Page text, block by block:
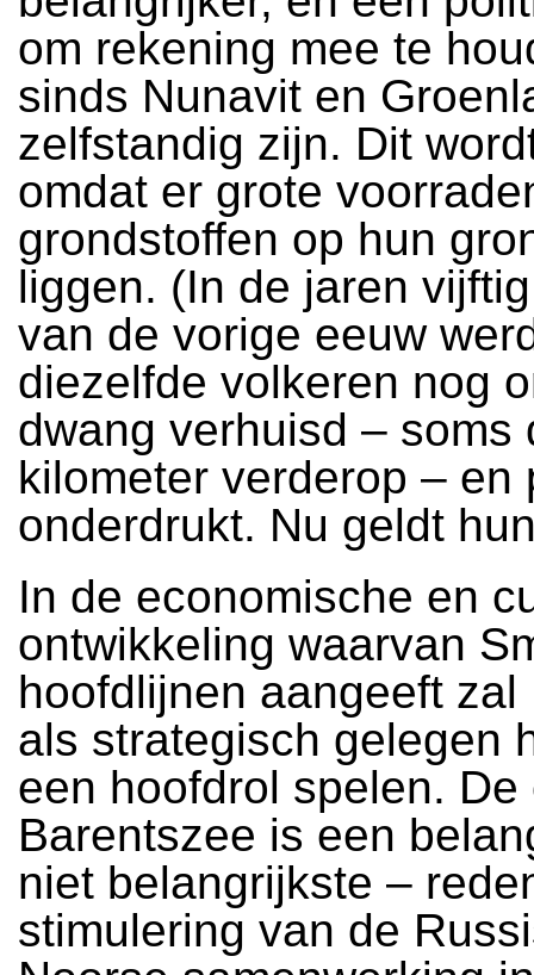
om rekening mee te
sinds Nunavit en
zelfstandig zijn. Dit
omdat er grote
grondstoffen op hun
liggen. (In de jaren
van de vorige eeuw
diezelfde volkeren nog
dwang verhuisd – soms
kilometer verderop – en
onderdrukt. Nu geldt
In de economische en
ontwikkeling waarvan
hoofdlijnen aangeeft zal
als strategisch gelegen
een hoofdrol spelen. De
Barentszee is een
niet belangrijkste –
stimulering van de